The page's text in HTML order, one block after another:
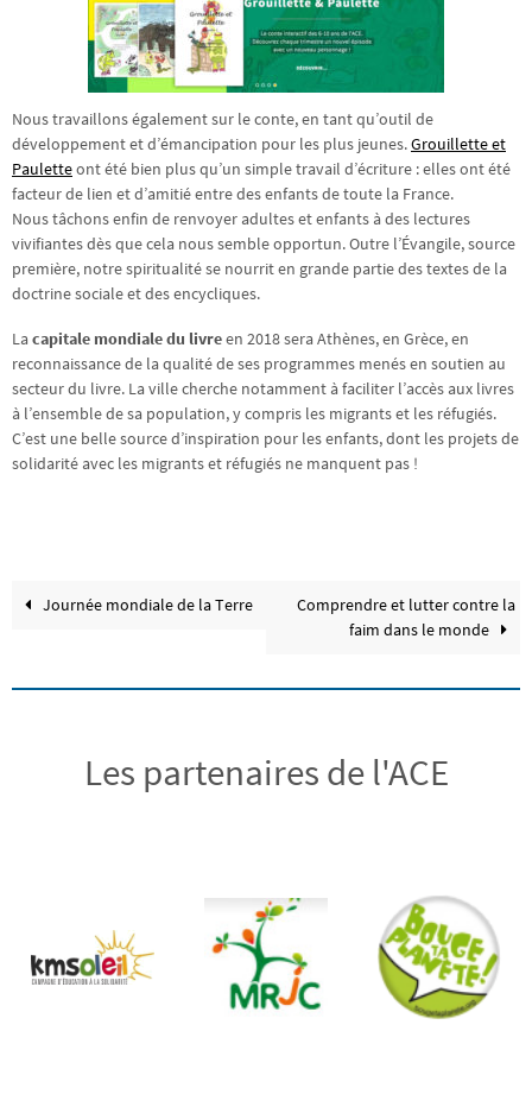
Nous travaillons également sur le conte, en tant qu’outil de
développement et d’émancipation pour les plus jeunes.Grouillette et
Pauletteont été bien plus qu’un simple travail d’écriture : elles ont été
facteur de lien et d’amitié entre des enfants de toute la France.
Nous tâchons enfin de renvoyer adultes et enfants à des lectures
vivifiantes dès que cela nous semble opportun. Outre l’Évangile, source
première, notre spiritualité se nourrit en grande partie des textes de la
doctrine sociale et des encycliques.
Lacapitale mondiale du livreen 2018 sera Athènes, en Grèce, en
reconnaissance de la qualité de ses programmes menés en soutien au
secteur du livre. La ville cherche notamment à faciliter l’accès aux livres
à l’ensemble de sa population, y compris les migrants et les réfugiés.
C’est une belle source d’inspiration pour les enfants, dont les projets de
solidarité avec les migrants et réfugiés ne manquent pas !
Journée mondiale de la Terre
Comprendre et lutter contre la
faim dans le monde
Les partenaires de l'ACE